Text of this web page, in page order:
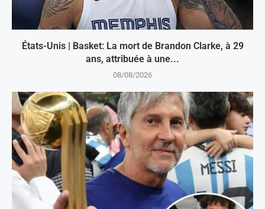
États-Unis | Basket: La mort de Brandon Clarke, à 29
ans, attribuée à une...
08/08/2026